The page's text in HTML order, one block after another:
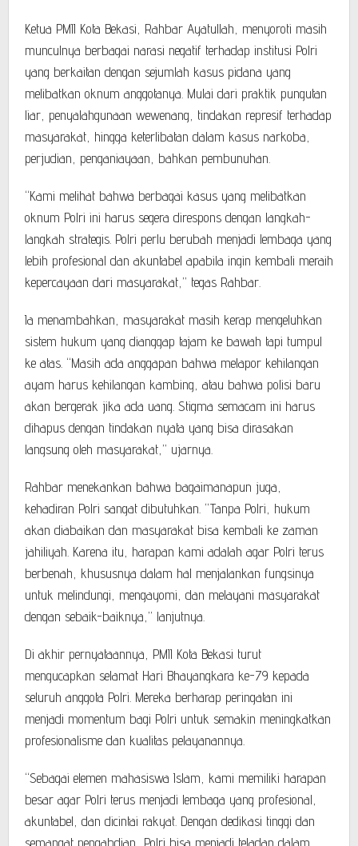
Ketua PMII Kota Bekasi, Rahbar Ayatullah, menyoroti masih
munculnya berbagai narasi negatif terhadap institusi Polri
yang berkaitan dengan sejumlah kasus pidana yang
melibatkan oknum anggotanya. Mulai dari praktik pungutan
liar, penyalahgunaan wewenang, tindakan represif terhadap
masyarakat, hingga keterlibatan dalam kasus narkoba,
perjudian, penganiayaan, bahkan pembunuhan.
“Kami melihat bahwa berbagai kasus yang melibatkan
oknum Polri ini harus segera direspons dengan langkah-
langkah strategis. Polri perlu berubah menjadi lembaga yang
lebih profesional dan akuntabel apabila ingin kembali meraih
kepercayaan dari masyarakat,” tegas Rahbar.
Ia menambahkan, masyarakat masih kerap mengeluhkan
sistem hukum yang dianggap tajam ke bawah tapi tumpul
ke atas. “Masih ada anggapan bahwa melapor kehilangan
ayam harus kehilangan kambing, atau bahwa polisi baru
akan bergerak jika ada uang. Stigma semacam ini harus
dihapus dengan tindakan nyata yang bisa dirasakan
langsung oleh masyarakat,” ujarnya.
Rahbar menekankan bahwa bagaimanapun juga,
kehadiran Polri sangat dibutuhkan. “Tanpa Polri, hukum
akan diabaikan dan masyarakat bisa kembali ke zaman
jahiliyah. Karena itu, harapan kami adalah agar Polri terus
berbenah, khususnya dalam hal menjalankan fungsinya
untuk melindungi, mengayomi, dan melayani masyarakat
dengan sebaik-baiknya,” lanjutnya.
Di akhir pernyataannya, PMII Kota Bekasi turut
mengucapkan selamat Hari Bhayangkara ke-79 kepada
seluruh anggota Polri. Mereka berharap peringatan ini
menjadi momentum bagi Polri untuk semakin meningkatkan
profesionalisme dan kualitas pelayanannya.
“Sebagai elemen mahasiswa Islam, kami memiliki harapan
besar agar Polri terus menjadi lembaga yang profesional,
akuntabel, dan dicintai rakyat. Dengan dedikasi tinggi dan
semangat pengabdian, Polri bisa menjadi teladan dalam